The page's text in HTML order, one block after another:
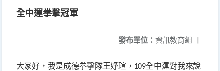
全中運拳擊冠軍
發布單位： 資訊教育組 |
大家好，我是成德拳擊隊王妤瑄， 109全中運對我來說